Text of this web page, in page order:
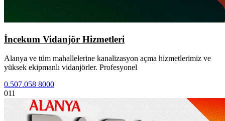
İncekum Vidanjör Hizmetleri
Alanya ve tüm mahallelerine kanalizasyon açma hizmetlerimiz ve
yüksek ekipmanlı vidanjörler. Profesyonel
0.507.058 8000
011